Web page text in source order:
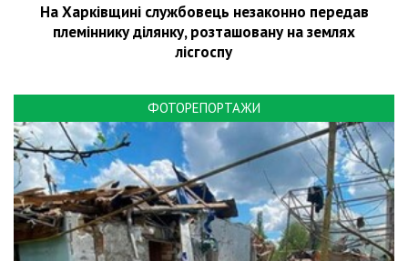
На Харківщині службовець незаконно передав
племіннику ділянку, розташовану на землях
лісгоспу
ФОТОРЕПОРТАЖИ